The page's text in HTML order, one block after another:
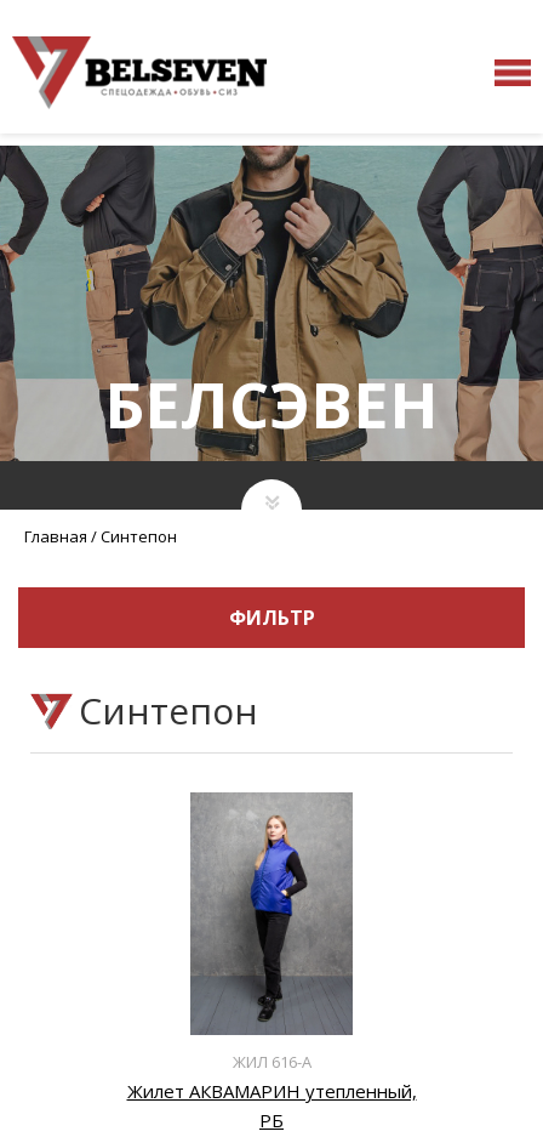
БЕЛСЭВЕН
Главная /Синтепон
ФИЛЬТР
Синтепон
ЖИЛ 616-А
Жилет АКВАМАРИН утепленный,
РБ